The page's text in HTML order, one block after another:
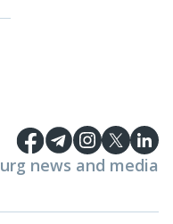
news and media